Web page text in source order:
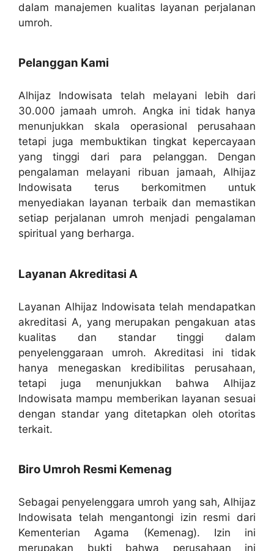
dalam manajemen kualitas layanan perjalanan
umroh.
Pelanggan Kami
Alhijaz Indowisata telah melayani lebih dari
30.000 jamaah umroh. Angka ini tidak hanya
menunjukkan skala operasional perusahaan
tetapi juga membuktikan tingkat kepercayaan
yang tinggi dari para pelanggan. Dengan
pengalaman melayani ribuan jamaah, Alhijaz
Indowisata terus berkomitmen untuk
menyediakan layanan terbaik dan memastikan
setiap perjalanan umroh menjadi pengalaman
spiritual yang berharga.
Layanan Akreditasi A
Layanan Alhijaz Indowisata telah mendapatkan
akreditasi A, yang merupakan pengakuan atas
kualitas dan standar tinggi dalam
penyelenggaraan umroh. Akreditasi ini tidak
hanya menegaskan kredibilitas perusahaan,
tetapi juga menunjukkan bahwa Alhijaz
Indowisata mampu memberikan layanan sesuai
dengan standar yang ditetapkan oleh otoritas
terkait.
Biro Umroh Resmi Kemenag
Sebagai penyelenggara umroh yang sah, Alhijaz
Indowisata telah mengantongi izin resmi dari
Kementerian Agama (Kemenag). Izin ini
merupakan bukti bahwa perusahaan ini